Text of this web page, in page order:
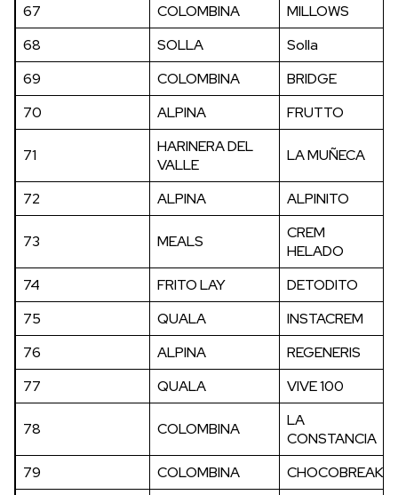
67
COLOMBINA
MILLOWS
68
SOLLA
Solla
69
COLOMBINA
BRIDGE
70
ALPINA FRUTTO
71
HARINERA DEL
VALLE
LA MUÑECA
72 ALPINA ALPINITO
73 MEALS
CREM
HELADO
74
FRITO LAY
DETODITO
75
QUALA
INSTACREM
76
ALPINA
REGENERIS
77
QUALA VIVE 100
78 COLOMBINA
LA
CONSTANCIA
79
COLOMBINA
CHOCOBREAK